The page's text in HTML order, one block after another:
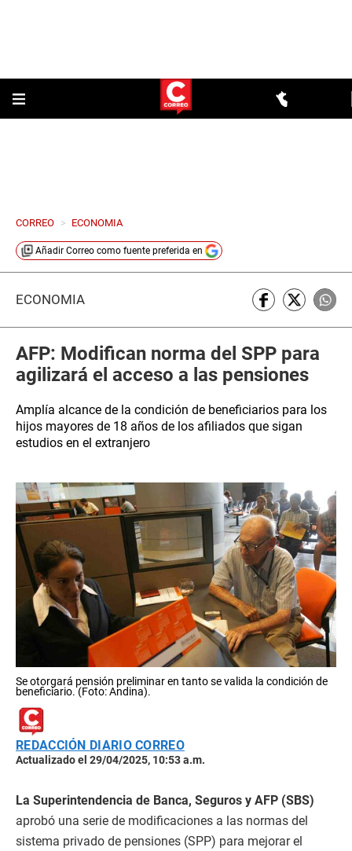
CORREO > ECONOMIA
Añadir Correo como fuente preferida en
ECONOMÍA
AFP: Modifican norma del SPP para
agilizará el acceso a las pensiones
Amplía alcance de la condición de beneficiarios para los
hijos mayores de 18 años de los afiliados que sigan
estudios en el extranjero
Se otorgará pensión preliminar en tanto se valida la condición de
beneficiario. (Foto: Andina).
REDACCIÓN DIARIO CORREO
Actualizado el 29/04/2025, 10:53 a.m.
La Superintendencia de Banca, Seguros y AFP (SBS)
aprobó una serie de modificaciones a las normas del
sistema privado de pensiones (SPP) para mejorar el